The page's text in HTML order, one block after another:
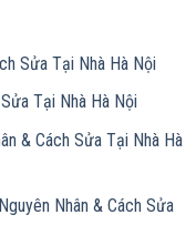
Sửa Tại Nhà Hà Nội
Tại Nhà Hà Nội
& Cách Sửa Tại Nhà Hà
Nguyên Nhân & Cách Sửa